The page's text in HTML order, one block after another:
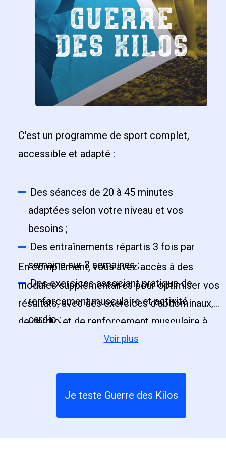
C'est un programme de sport complet,
accessible et adapté :
Des séances de 20 à 45 minutes
adaptées selon votre niveau et vos
besoins ;
Des entraînements répartis 3 fois par
semaine sur 3 semaines ;
Des exercices associant pratique de
renforcement musculaire et activité
cardio ;
Des séances structurées avec des
calories et renforcer l’ensemble du corps.
En complément, vous avez accès à des
modules supplémentaires pour optimiser vos
résultats, avec des exercices d’abdominaux,
de cardio et de renforcement musculaire à
effectuer selon vos envies. L'effort est ciblé
Voir plus
Je teste Guerre des Kilos